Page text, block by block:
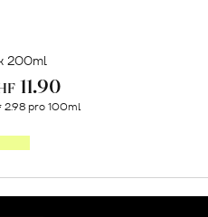
200ml
11.90
2.98 pro 100ml
erfahren